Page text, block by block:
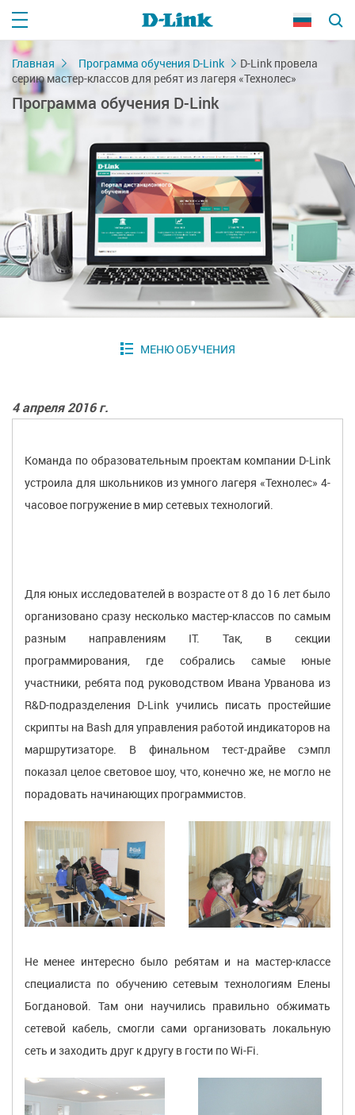
Главная Программа обучения D-Link
D-Link провела
серию мастер-классов для ребят из лагеря «Технолес»
Программа обучения D-Link
4 апреля 2016 г.
Команда по образовательным проектам компании D-Link
устроила для школьников из умного лагеря «Технолес» 4-
часовое погружение в мир сетевых технологий.
Для юных исследователей в возрасте от 8 до 16 лет было
организовано сразу несколько мастер-классов по самым
разным направлениям IT. Так, в секции
программирования, где собрались самые юные
участники, ребята под руководством Ивана Урванова из
R&D-подразделения D-Link учились писать простейшие
скрипты на Bash для управления работой индикаторов на
маршрутизаторе. В финальном тест-драйве сэмпл
показал целое световое шоу, что, конечно же, не могло не
порадовать начинающих программистов.
Не менее интересно было ребятам и на мастер-классе
специалиста по обучению сетевым технологиям Елены
Богдановой. Там они научились правильно обжимать
сетевой кабель, смогли сами организовать локальную
сеть и заходить друг к другу в гости по Wi-Fi.